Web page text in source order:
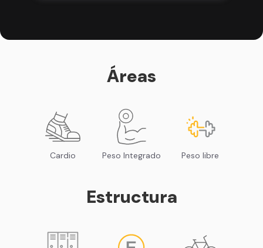
Áreas
Cardio Peso Integrado Peso libre
Estructura